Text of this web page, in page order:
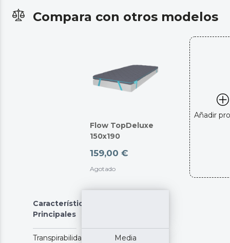
Compara con otros modelos
Flow TopDeluxe
150x190
159,00 €
Agotado
Añadir
Características
Principales
Transpirabilidad Media